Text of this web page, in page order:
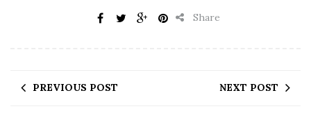
Share
PREVIOUS POST NEXT POST